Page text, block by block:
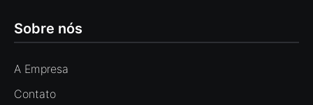
Sobre nós
A Empresa
Contato